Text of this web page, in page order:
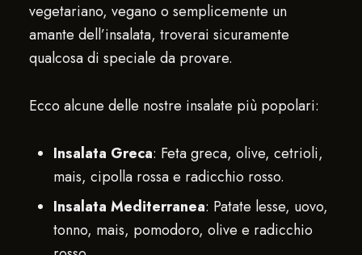
vegetariano, vegano o semplicemente un
amante dell’insalata, troverai sicuramente
qualcosa di speciale da provare.
Ecco alcune delle nostre insalate più popolari:
Insalata Greca: Feta greca, olive, cetrioli,
mais, cipolla rossa e radicchio rosso.
Insalata Mediterranea: Patate lesse, uovo,
tonno, mais, pomodoro, olive e radicchio